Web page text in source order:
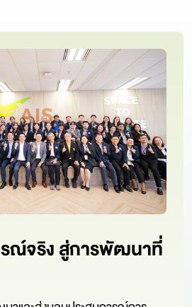
ณ์จริงสู่การพัฒนาที่